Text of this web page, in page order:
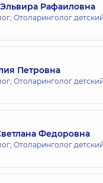
Центр
Центр
Центр
Рафаиловна
Отоларинголог детский,
Петровна
Отоларинголог детский,
Федоровна
Отоларинголог детский,